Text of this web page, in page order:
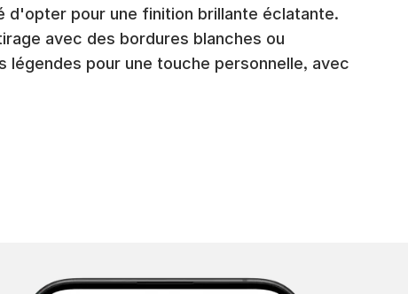
d'opter pour une finition brillante éclatante.
avec des bordures blanches ou
légendes pour une touche personnelle, avec